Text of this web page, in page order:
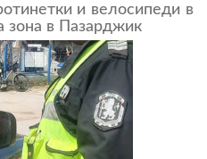
и велосипеди в
зона в Пазарджик